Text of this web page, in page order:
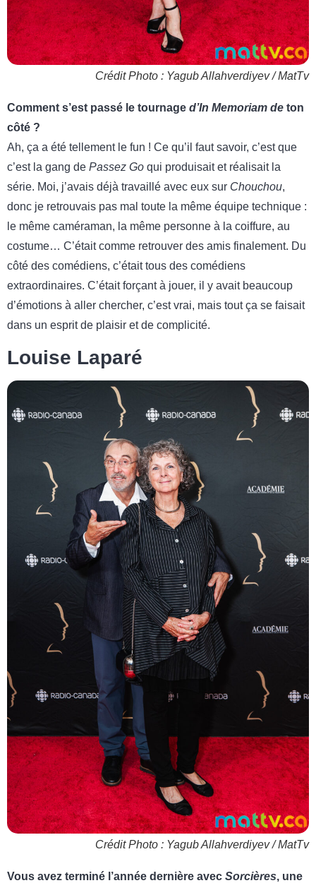
Crédit Photo : Yagub Allahverdiyev / MatTv
Comment s’est passé le tournage d’In Memoriam de ton
côté ?
Ah, ça a été tellement le fun ! Ce qu’il faut savoir, c’est que
c’est la gang de Passez Go qui produisait et réalisait la
série. Moi, j’avais déjà travaillé avec eux sur Chouchou,
donc je retrouvais pas mal toute la même équipe technique :
le même caméraman, la même personne à la coiffure, au
costume… C’était comme retrouver des amis finalement. Du
côté des comédiens, c’était tous des comédiens
extraordinaires. C’était forçant à jouer, il y avait beaucoup
d’émotions à aller chercher, c’est vrai, mais tout ça se faisait
dans un esprit de plaisir et de complicité.
Louise Laparé
Crédit Photo : Yagub Allahverdiyev / MatTv
Vous avez terminé l’année dernière avec Sorcières, une